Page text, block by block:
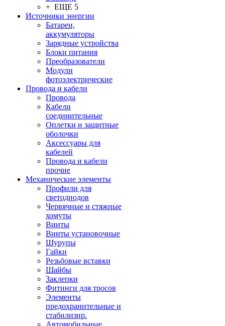
+ ЕЩЕ 5
Источники энергии
Батареи,
аккумуляторы
Зарядные устройства
Блоки питания
Преобразователи
Модули
фотоэлектрические
Провода и кабели
Провода
Кабели
соединительные
Оплетки и защитные
оболочки
Аксессуары для
кабелей
Провода и кабели
прочие
Механические элементы
Профили для
светодиодов
Червячные и стяжные
хомуты
Винты
Винты установочные
Шурупы
Гайки
Резьбовые вставки
Шайбы
Заклепки
Фитинги для тросов
Элементы
предохранительные и
стабилизир.
Автомобильные